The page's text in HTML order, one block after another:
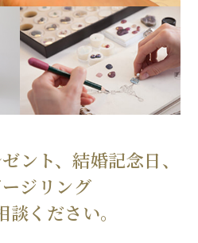
ント、結婚記念日、
ジリング
談ください。